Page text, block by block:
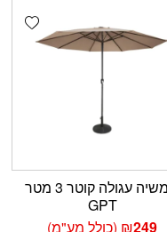
שמשיה עגולה קוטר 3 מטר
GPT
₪249 (כולל מע"מ)